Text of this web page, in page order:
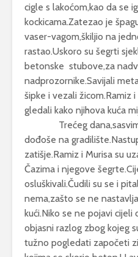
cigle s lakoćom,kao da se
kockicama.Zatezao je
vaser-vagom,škiljio na
rastao.Uskoro su šegrti
betonske stubove,za
nadprozornike.Savijali
šipke i vezali žicom.Ramiz i
gledali kako njihova kuća
Trećeg dana,sasvim
dođoše na
zatišje.Ramiz i Murisa su
Čazima i njegove
osluškivali.Čudili su se i
nema,zašto se ne
kući.Niko se ne pojavi
objasni razlog zbog kojeg
tužno pogledati započeti